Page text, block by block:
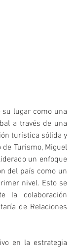
lugar como una
a través de una
turística sólida y
Turismo, Miguel
un enfoque
del país como un
nivel. Esto se
la colaboración
de Relaciones
en la estrategia